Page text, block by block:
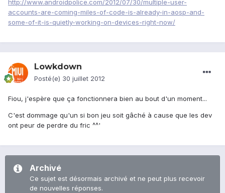
http://www.androidpolice.com/2012/07/30/multiple-user-
accounts-are-coming-miles-of-code-is-already-in-aosp-and-
some-of-it-is-quietly-working-on-devices-right-now/
Lowkdown
Posté(e) 30 juillet 2012
Fiou, j'espère que ça fonctionnera bien au bout d'un moment...
C'est dommage qu'un si bon jeu soit gâché à cause que les dev
ont peur de perdre du fric ^^'
Archivé
Ce sujet est désormais archivé et ne peut plus recevoir
de nouvelles réponses.